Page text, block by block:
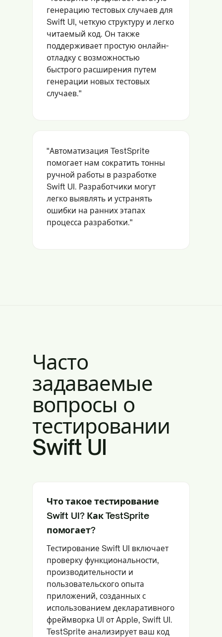
генерацию тестовых случаев для
Swift UI, четкую структуру и легко
читаемый код. Он также
поддерживает простую онлайн-
отладку с возможностью
быстрого расширения путем
генерации новых тестовых
случаев."
"Автоматизация TestSprite
помогает нам сократить тонны
ручной работы в разработке
Swift UI. Разработчики могут
легко выявлять и устранять
ошибки на ранних этапах
процесса разработки."
Часто
задаваемые
вопросы о
тестировании
Swift UI
Что такое тестирование
Swift UI? Как TestSprite
помогает?
Тестирование Swift UI включает
проверку функциональности,
производительности и
пользовательского опыта
приложений, созданных с
использованием декларативного
фреймворка UI от Apple, Swift UI.
TestSprite анализирует ваш код